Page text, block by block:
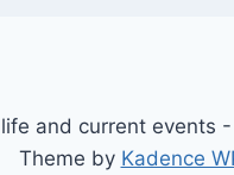
and current events -
Theme by Kadence